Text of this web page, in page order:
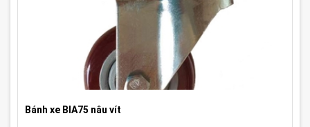
Bánh xe BIA75 nâu vít